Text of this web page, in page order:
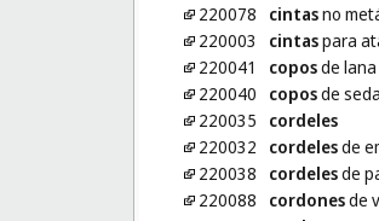
220078
cintasno
220003
cintaspara
220041
coposde lana
220040
coposde
220035
cordeles
220032
cordelesde
220038
cordelesde
220088
cordonesde